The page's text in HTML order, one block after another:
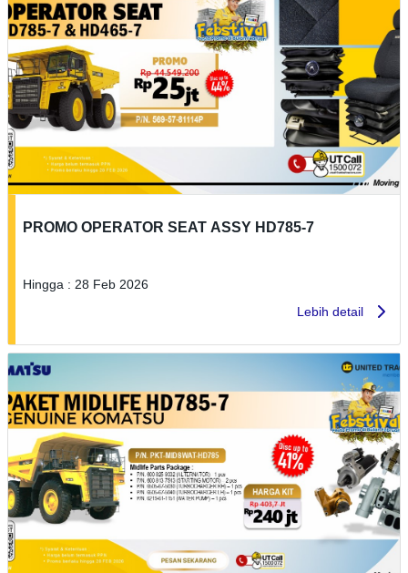
PROMO OPERATOR SEAT ASSY HD785-7
Hingga : 28 Feb 2026
Lebih detail